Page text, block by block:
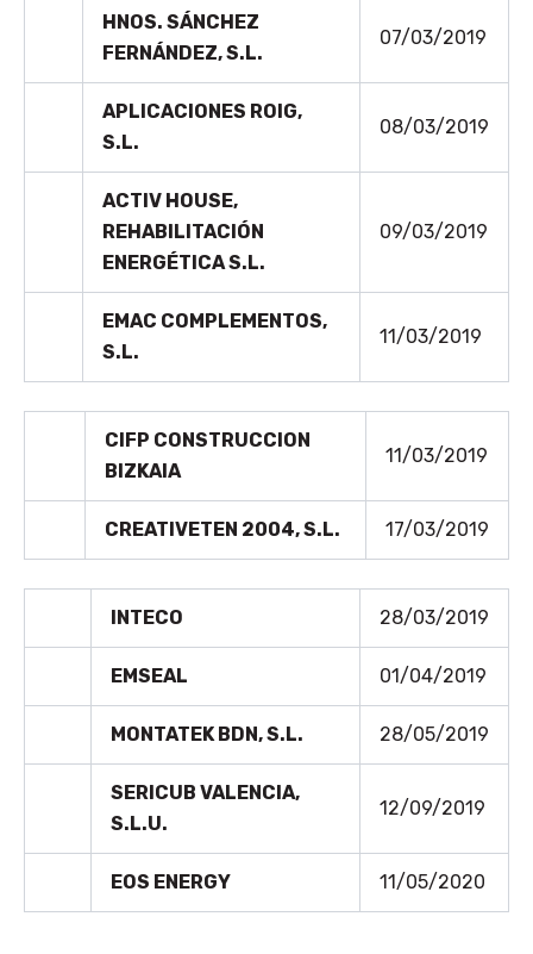
HNOS. SÁNCHEZ
FERNÁNDEZ, S.L.
07/03/2019
APLICACIONES ROIG,
S.L.
08/03/2019
ACTIV HOUSE,
REHABILITACIÓN
ENERGÉTICA S.L.
09/03/2019
EMAC COMPLEMENTOS,
S.L.
11/03/2019
CIFP CONSTRUCCION
BIZKAIA
11/03/2019
CREATIVETEN 2004, S.L. 17/03/2019
INTECO 28/03/2019
EMSEAL 01/04/2019
MONTATEK BDN, S.L. 28/05/2019
SERICUB VALENCIA,
S.L.U.
12/09/2019
EOS ENERGY 11/05/2020